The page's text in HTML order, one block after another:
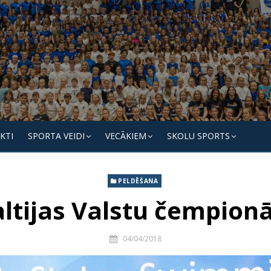
SPORTA VEIDI VECĀKIEM SKOLU SPORTS
PELDĒŠANA
Valstu
04/04/2018